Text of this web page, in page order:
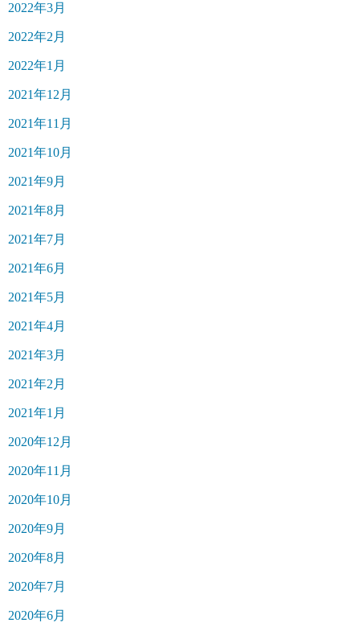
2022年3月
2022年2月
2022年1月
2021年12月
2021年11月
2021年10月
2021年9月
2021年8月
2021年7月
2021年6月
2021年5月
2021年4月
2021年3月
2021年2月
2021年1月
2020年12月
2020年11月
2020年10月
2020年9月
2020年8月
2020年7月
2020年6月